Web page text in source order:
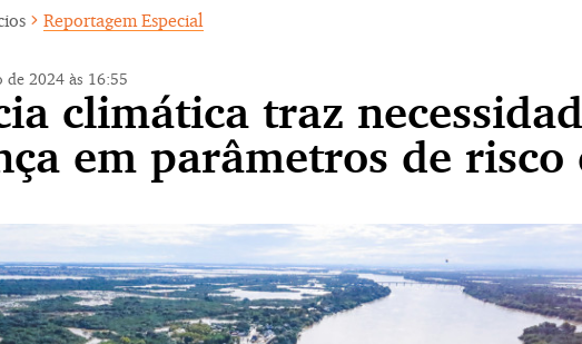
Reportagem Especial
de 2024 às 16:55
climática traz
em parâmetros de risco